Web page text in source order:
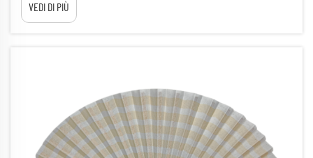
commerciale, generando una domanda costante di ventilatori in
legno ecologici. A differenza dei tradizionali modelli in metallo o
VEDI DI PIÙ